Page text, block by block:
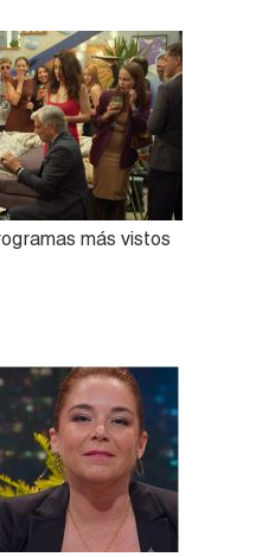
más vistos